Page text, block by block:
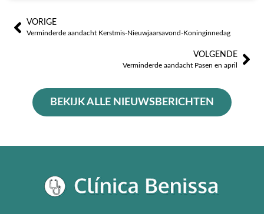
Prev
VORIGE
Verminderde aandacht Kerstmis-Nieuwjaarsavond-Koninginnedag
VOLGENDE
Verminderde aandacht Pasen en april
BEKIJK ALLE NIEUWSBERICHTEN